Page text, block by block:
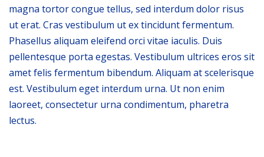
magna tortor congue tellus, sed interdum dolor risus
ut erat. Cras vestibulum ut ex tincidunt fermentum.
Phasellus aliquam eleifend orci vitae iaculis. Duis
pellentesque porta egestas. Vestibulum ultrices eros sit
amet felis fermentum bibendum. Aliquam at scelerisque
est. Vestibulum eget interdum urna. Ut non enim
laoreet, consectetur urna condimentum, pharetra
lectus.